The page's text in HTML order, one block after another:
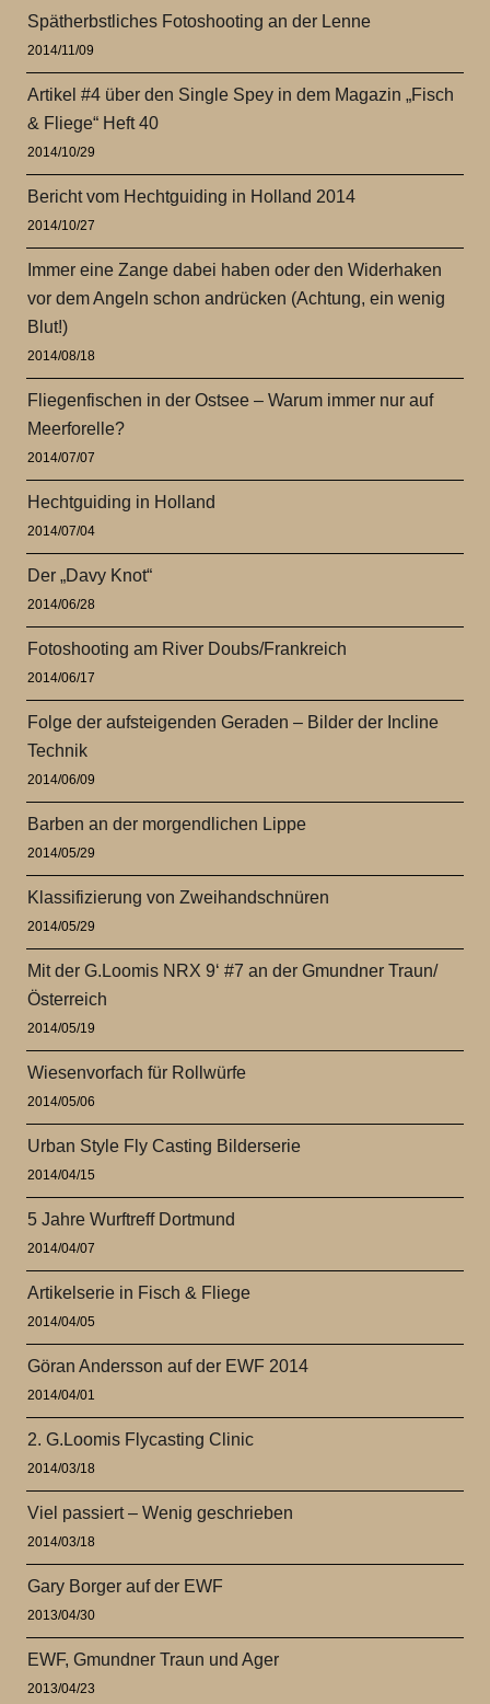
Spätherbstliches Fotoshooting an der Lenne
2014/11/09
Artikel #4 über den Single Spey in dem Magazin „Fisch
& Fliege“ Heft 40
2014/10/29
Bericht vom Hechtguiding in Holland 2014
2014/10/27
Immer eine Zange dabei haben oder den Widerhaken
vor dem Angeln schon andrücken (Achtung, ein wenig
Blut!)
2014/08/18
Fliegenfischen in der Ostsee – Warum immer nur auf
Meerforelle?
2014/07/07
Hechtguiding in Holland
2014/07/04
Der „Davy Knot“
2014/06/28
Fotoshooting am River Doubs/Frankreich
2014/06/17
Folge der aufsteigenden Geraden – Bilder der Incline
Technik
2014/06/09
Barben an der morgendlichen Lippe
2014/05/29
Klassifizierung von Zweihandschnüren
2014/05/29
Mit der G.Loomis NRX 9‘ #7 an der Gmundner Traun/
Österreich
2014/05/19
Wiesenvorfach für Rollwürfe
2014/05/06
Urban Style Fly Casting Bilderserie
2014/04/15
5 Jahre Wurftreff Dortmund
2014/04/07
Artikelserie in Fisch & Fliege
2014/04/05
Göran Andersson auf der EWF 2014
2014/04/01
2. G.Loomis Flycasting Clinic
2014/03/18
Viel passiert – Wenig geschrieben
2014/03/18
Gary Borger auf der EWF
2013/04/30
EWF, Gmundner Traun und Ager
2013/04/23